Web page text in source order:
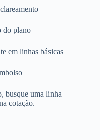
do plano
em linhas básicas
busque uma linha
cotação.